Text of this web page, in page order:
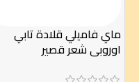
ماي فاميلي قلادة تابي
اوروبي شعر قصير